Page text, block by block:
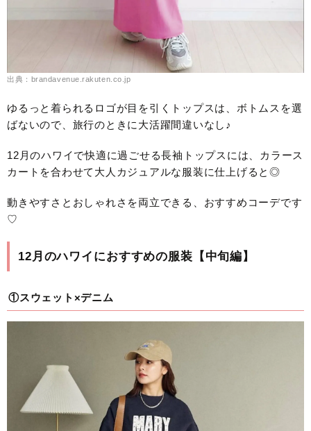
出典：brandavenue.rakuten.co.jp
ゆるっと着られるロゴが目を引くトップスは、ボトムスを選
ばないので、旅行のときに大活躍間違いなし♪
12月のハワイで快適に過ごせる長袖トップスには、カラース
カートを合わせて大人カジュアルな服装に仕上げると◎
動きやすさとおしゃれさを両立できる、おすすめコーデです
♡
12月のハワイにおすすめの服装【中旬編】
①スウェット×デニム